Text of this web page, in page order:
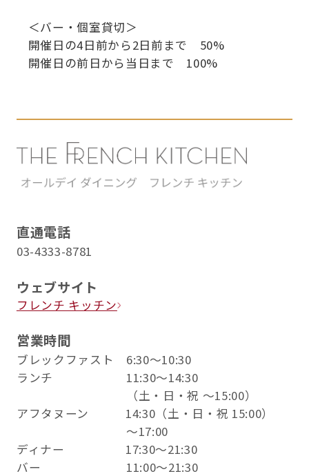
＜バー・個室貸切＞
開催日の4日前から2日前まで 50%
開催日の前日から当日まで 100%
直通電話
03-4333-8781
ウェブサイト
フレンチ キッチン
営業時間
ブレックファスト 6:30〜10:30
ランチ 11:30～14:30
（土・日・祝 ～15:00）
アフタヌーン 14:30（土・日・祝 15:00）
～17:00
ディナー 17:30～21:30
バー 11:00～21:30